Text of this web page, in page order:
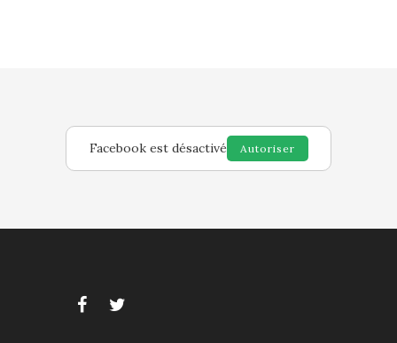
Facebook est désactivé Autoriser